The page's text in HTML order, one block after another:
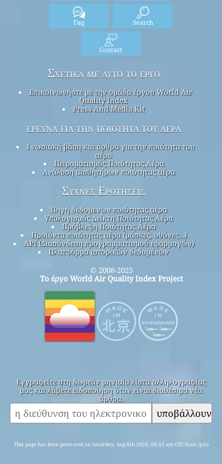
Faq Search
Contact
Σχετικά με αυτό το έργο
Επικοινωνήστε με την ομάδα έργου World Air
Quality Index
Press And Media Kit
έρευνα για την ποιότητα του αέρα
Γνωσιακή βάση και άρθρα για την ποιότητα του
αέρα
Πειραματισμός Ποιότητας Αέρα
Ανάλυση αισθητήρων ποιότητας αέρα
Συχνές Ερωτήσεις
Πηγή δεδομένων ποιότητας αέρα
Υπολογισμός Δείκτη Ποιότητας Αέρα
Πρόβλεψη Ποιότητας Αέρα
Προϊόντα ποιότητας αέρα (μάσκες, οθόνες…)
API (Διασύνδεση προγραμματισμού εφαρμογών)
Πλατφόρμα ιστορικών δεδομένων
© 2008-2025
Το έργο World Air Quality Index Project
Εγγραφείτε στη δωρεάν μηνιαία λίστα αλληλογραφίας
μας και λάβετε ειδοποίηση όταν είναι διαθέσιμα νέα
άρθρα.
υποβάλλουν
This page has been generated on Saturday, Aug 8th 2026, 06:55 am CST from jp2n